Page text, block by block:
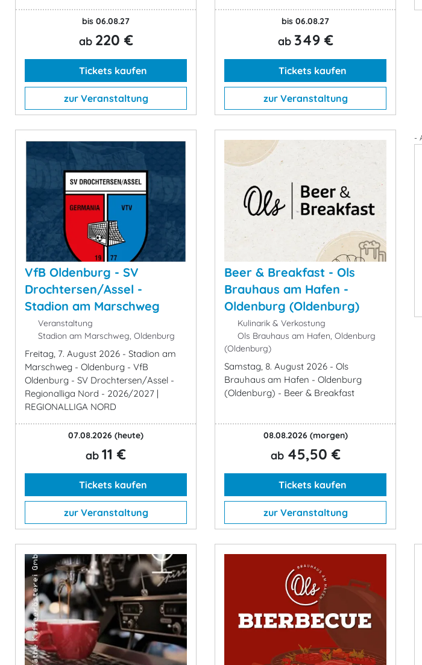
bis 06.08.27
ab 220 €
Tickets kaufen
zur Veranstaltung
bis 06.08.27
ab 349 €
Tickets kaufen
zur Veranstaltung
VfB Oldenburg - SV
Drochtersen/Assel -
Stadion am Marschweg
Veranstaltung
Stadion am Marschweg, Oldenburg
Freitag, 7. August 2026 - Stadion am
Marschweg - Oldenburg - VfB
Oldenburg - SV Drochtersen/Assel -
Regionalliga Nord - 2026/2027 |
REGIONALLIGA NORD
07.08.2026 (heute)
ab 11 €
Tickets kaufen
zur Veranstaltung
Beer & Breakfast - Ols
Brauhaus am Hafen -
Oldenburg (Oldenburg)
Kulinarik & Verkostung
Ols Brauhaus am Hafen, Oldenburg
(Oldenburg)
Samstag, 8. August 2026 - Ols
Brauhaus am Hafen - Oldenburg
(Oldenburg) - Beer & Breakfast
08.08.2026 (morgen)
ab 45,50 €
Tickets kaufen
zur Veranstaltung
-